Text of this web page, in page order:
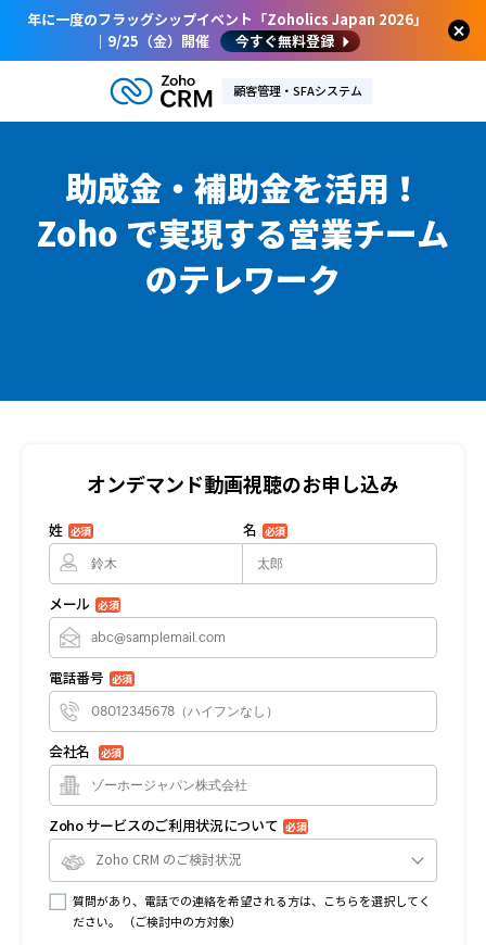
年に一度のフラッグシップイベント「Zoholics Japan 2026」
｜9/25（金）開催
今すぐ無料登録
顧客管理・SFAシステム
助成金・補助金を活用！
Zoho で実現する営業チーム
のテレワーク
オンデマンド動画視聴のお申し込み
姓 必須 名 必須
メール 必須
電話番号 必須
会社名 必須
Zoho サービスのご利用状況について 必須
Zoho CRM のご検討状況
質問があり、電話での連絡を希望される方は、こちらを選択してく
ださい。 （ご検討中の方対象）